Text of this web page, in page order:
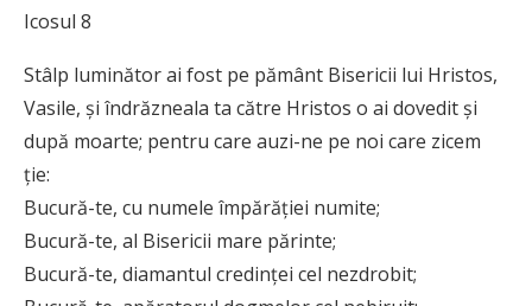
Icosul 8
Stâlp luminător ai fost pe pământ Bisericii lui Hristos,
Vasile, şi îndrăzneala ta către Hristos o ai dovedit şi
după moarte; pentru care auzi-ne pe noi care zicem
ţie:
Bucură-te, cu numele împărăţiei numite;
Bucură-te, al Bisericii mare părinte;
Bucură-te, diamantul credinţei cel nezdrobit;